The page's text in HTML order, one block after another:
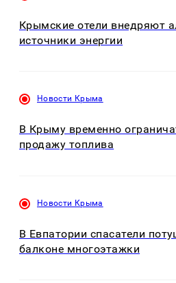
Крымские отели внедряют
источники энергии
Новости Крыма
В Крыму временно
продажу топлива
Новости Крыма
В Евпатории спасатели
балконе многоэтажки